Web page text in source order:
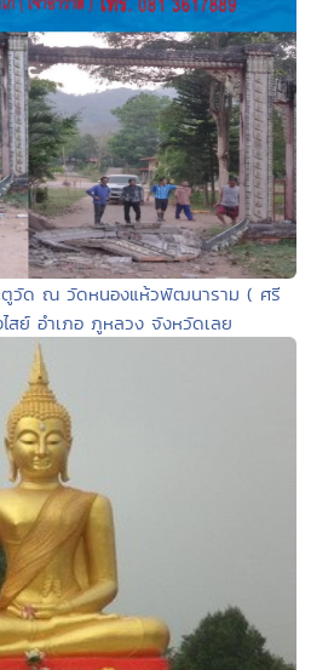
วัด ณ วัดหนองแห้วพัฒนาราม ( ศรี
สย์ อำเภอ ภูหลวง จังหวัดเลย